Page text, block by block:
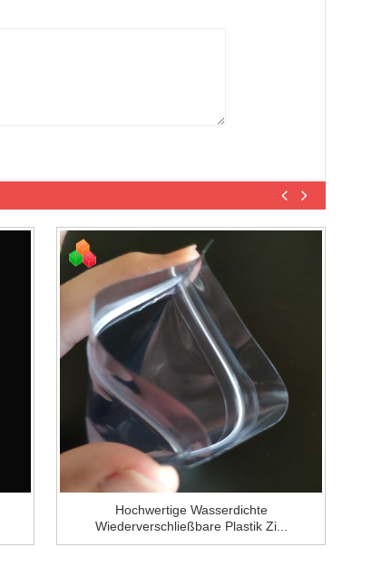
Hochwertige Wasserdichte
Wiederverschließbare Plastik Zi...